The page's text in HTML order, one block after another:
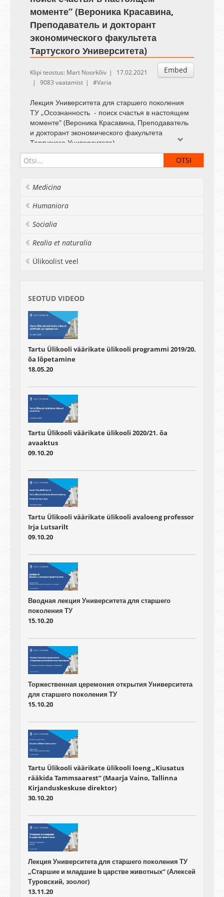
моменте“ (Вероника Красавина,
Преподаватель и докторант
экономического факультета
Тартуского Университета)
Embed
Klipi teostus: Mart Noorkõiv
17.02.2021
9083 vaatamist
Varia
Лекция Университета для старшего поколения
ТУ „Осознанность - поиск счастья в настоящем
моменте“ (Вероника Красавина, Преподаватель
и докторант экономического факультета
Тартуского Университета).
Medicina
Humaniora
Socialia
Realia et naturalia
Ülikoolist veel
SEOTUD VIDEOD
Tartu Ülikooli väärikate ülikooli programmi 2019/20.
õa lõpetamine
18.05.20
Tartu Ülikooli väärikate ülikooli 2020/21. õa
avaaktus
09.10.20
Tartu Ülikooli väärikate ülikooli avaloeng professor
Irja Lutsarilt
09.10.20
Вводная лекция Университета для старшего
поколения ТУ
15.10.20
Торжественная церемония открытия Университета
для старшего поколения ТУ
15.10.20
Tartu Ülikooli väärikate ülikooli loeng „Kiusatus
rääkida Tammsaarest“ (Maarja Vaino, Tallinna
Kirjanduskeskuse direktor)
30.10.20
Лекция Университета для старшего поколения ТУ
„Старшие и младшие b царстве животных“ (Алексей
Туровский, зоолог)
13.11.20